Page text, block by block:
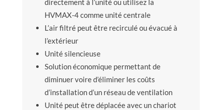
directement à l’unité ou utilisez la
HVMAX-4 comme unité centrale
L’air filtré peut être recirculé ou évacué à
l’extérieur
Unité silencieuse
Solution économique permettant de
diminuer voire d’éliminer les coûts
d’installation d’un réseau de ventilation
Unité peut être déplacée avec un chariot